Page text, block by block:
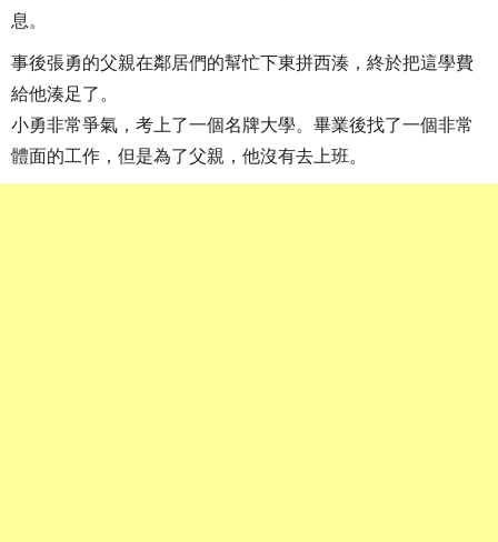
息。
事後張勇的父親在鄰居們的幫忙下東拼西湊，終於把這學費
給他湊足了。
小勇非常爭氣，考上了一個名牌大學。畢業後找了一個非常
體面的工作，但是為了父親，他沒有去上班。